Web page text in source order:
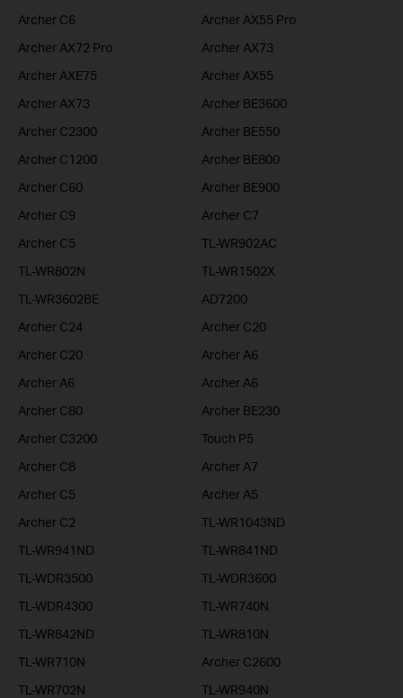
Archer C6
Archer AX55 Pro
Archer AX72 Pro
Archer AX73
Archer AXE75
Archer AX55
Archer AX73
Archer BE3600
Archer C2300
Archer BE550
Archer C1200
Archer BE800
Archer C60
Archer BE900
Archer C9
Archer C7
Archer C5
TL-WR902AC
TL-WR802N
TL-WR1502X
TL-WR3602BE
AD7200
Archer C24
Archer C20
Archer C20
Archer A6
Archer A6
Archer A6
Archer C80
Archer BE230
Archer C3200
Touch P5
Archer C8
Archer A7
Archer C5
Archer A5
Archer C2
TL-WR1043ND
TL-WR941ND
TL-WR841ND
TL-WDR3500
TL-WDR3600
TL-WDR4300
TL-WR740N
TL-WR842ND
TL-WR810N
TL-WR710N
Archer C2600
TL-WR702N
TL-WR940N